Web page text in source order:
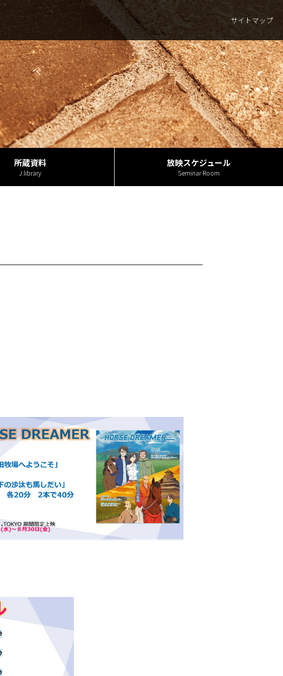
サイトマップ
所蔵資料
J.library
放映スケジュール
Seminar Room
利用案内・アクセス 館内案内 所蔵資料 放映スケジュール サイトマップ